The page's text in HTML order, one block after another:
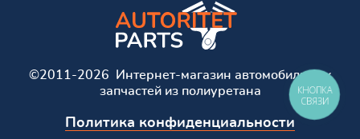
©2011-2026 Интернет-магазин автомобильных
запчастей из полиуретана
Политика конфиденциальности
КНОПКА
СВЯЗИ